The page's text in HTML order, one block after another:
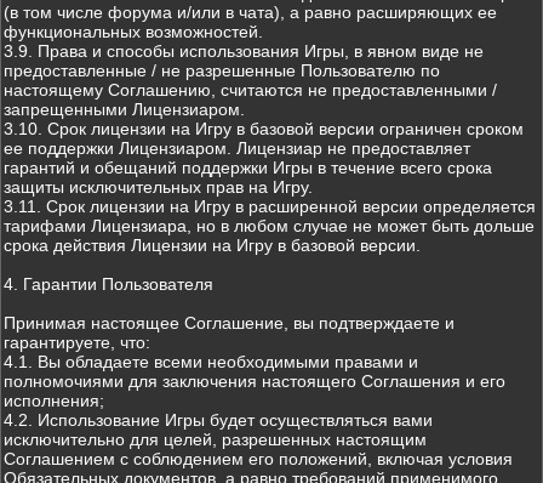
(в том числе форума и/или в чата), а равно расширяющих ее
функциональных возможностей.
3.9. Права и способы использования Игры, в явном виде не
предоставленные / не разрешенные Пользователю по
настоящему Соглашению, считаются не предоставленными /
запрещенными Лицензиаром.
3.10. Срок лицензии на Игру в базовой версии ограничен сроком
ее поддержки Лицензиаром. Лицензиар не предоставляет
гарантий и обещаний поддержки Игры в течение всего срока
защиты исключительных прав на Игру.
3.11. Срок лицензии на Игру в расширенной версии определяется
тарифами Лицензиара, но в любом случае не может быть дольше
срока действия Лицензии на Игру в базовой версии.
4. Гарантии Пользователя
Принимая настоящее Соглашение, вы подтверждаете и
гарантируете, что:
4.1. Вы обладаете всеми необходимыми правами и
полномочиями для заключения настоящего Соглашения и его
исполнения;
4.2. Использование Игры будет осуществляться вами
исключительно для целей, разрешенных настоящим
Соглашением с соблюдением его положений, включая условия
Обязательных документов, а равно требований применимого